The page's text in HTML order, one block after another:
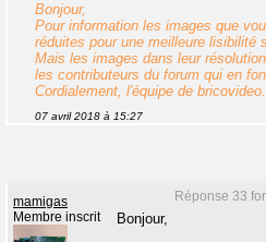
Bonjour,
Pour information les images que
réduites pour une meilleure lisibilité
Mais les images dans leur
les contributeurs du forum qui en
Cordialement, l'équipe de
07 avril 2018 à 15:27
Réponse 33
mamigas
Membre inscrit
Bonjour,